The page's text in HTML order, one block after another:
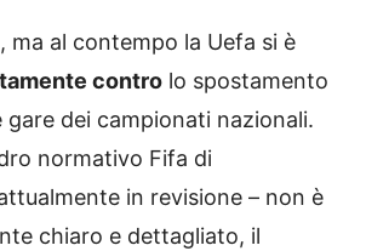
ma al contempo la Uefa si è
contro lo spostamento
gare dei campionati nazionali.
normativo Fifa di
in revisione – non è
chiaro e dettagliato, il